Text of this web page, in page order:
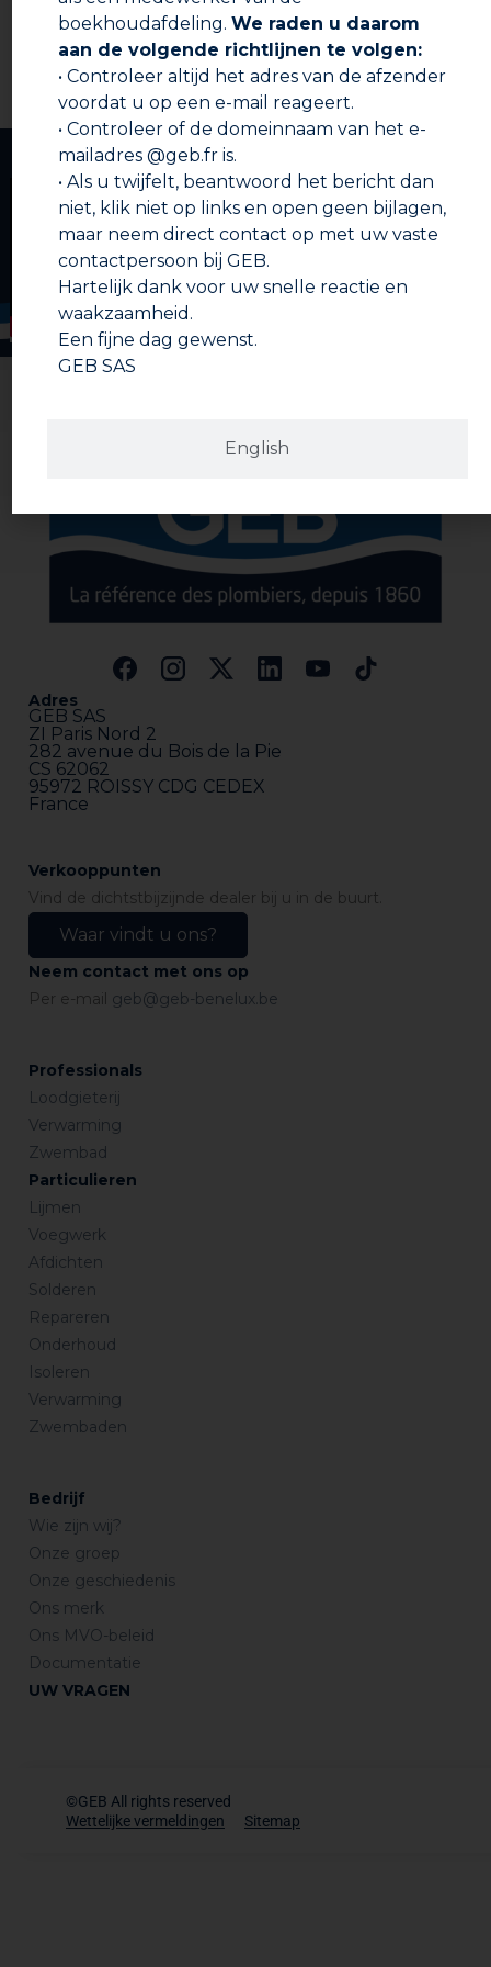
alvorens het product aan te brengen.
Gebruiksinstructie
• De hars RONDOM worden aangebracht op de
oppervlaktes van de in elkaar te zetten mannelijke EN
vrouwelijke delen. Voor de persfittingen: het product
aanbrengen zonder de voeg te verwijderen.
• De mannelijke en vrouwelijke delen zonder te draaien
in elkaar schuiven.
• Overtollig product afvegen met een schone doek
(het product droogt niet aan de lucht).
• Na de laatste verbindingen 15 minuten wachten (voor
verbindingen met een diameter t/m 16 mm) of 1 uur
(voor verbindingen van 18 tot 28 mm) of 1,5 uur (voor
verbindingen van 28 tot 35 mm) alvorens het
watercircuit weer in te schakelen.
• Leidingnetwerken voor menselijke consumptie het
systeem minstens 30 minuten doorspoelen alvorens
het weer in gebruik te nemen.
Technische fiche
Veiligheidsinformatieblad
Presentatievideo
Adres
GEB SAS
ZI Paris Nord 2
282 avenue du Bois de la Pie
CS 62062
95972 ROISSY CDG CEDEX
France
Professionals
Loodgieterij
Verwarming
Zwembad
Particulieren
Lijmen
Voegwerk
Afdichten
Solderen
Repareren
Onderhoud
Isoleren
Verwarming
Zwembaden
Bedrijf
Wie zijn wij?
Onze groep
Onze geschiedenis
Ons merk
Ons MVO-beleid
Documentatie
UW VRAGEN
Verkooppunten
Vind de dichtstbijzijnde dealer bij u in de buurt.
Waar vindt u ons?
Neem contact met ons op
Per e-mail geb@geb-benelux.be
©GEB All rights reserved
Wettelijke vermeldingen
Sitemap
English
boekhoudafdeling. We raden u daarom
aan de volgende richtlijnen te volgen:
• Controleer altijd het adres van de afzender
voordat u op een e-mail reageert.
• Controleer of de domeinnaam van het e-
mailadres @geb.fr is.
• Als u twijfelt, beantwoord het bericht dan
niet, klik niet op links en open geen bijlagen,
maar neem direct contact op met uw vaste
contactpersoon bij GEB.
Hartelijk dank voor uw snelle reactie en
waakzaamheid.
Een fijne dag gewenst.
GEB SAS